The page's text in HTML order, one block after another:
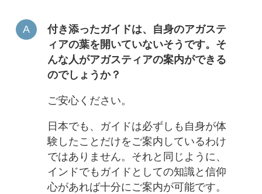
付き添ったガイドは、自身のアガステ
ィアの葉を開いていないそうです。そ
んな人がアガスティアの案内ができる
のでしょうか？
ご安心ください。
日本でも、ガイドは必ずしも自身が体
験したことだけをご案内しているわけ
ではありません。それと同じように、
インドでもガイドとしての知識と信仰
心があれば十分にご案内が可能です。